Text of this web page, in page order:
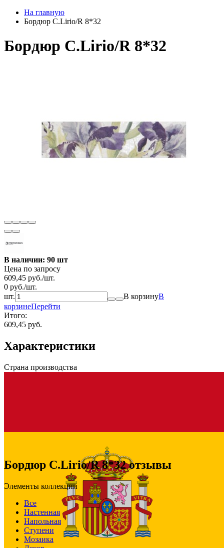
На главную
Бордюр C.Lirio/R 8*32
Бордюр C.Lirio/R 8*32
В наличии: 90 шт
Цена по запросу
609,45 руб./шт.
0 руб./шт.
шт.
В корзинуВ
корзинеПерейти
Итого:
609,45 руб.
Характеристики
Страна производства
Бордюр C.Lirio/R 8*32 отзывы
Элементы коллекции
Все
Настенная
Напольная
Ступени
Мозаика